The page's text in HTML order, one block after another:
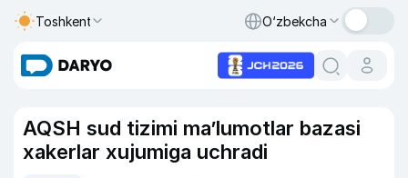
Toshkent O‘zbekcha
AQSH sud tizimi ma’lumotlar bazasi
xakerlar xujumiga uchradi